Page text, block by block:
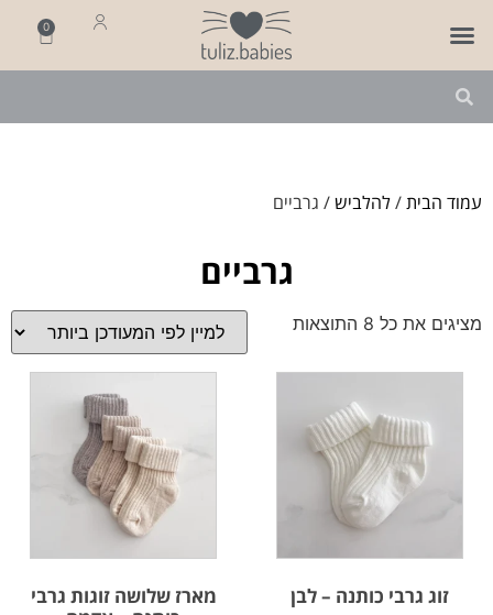
0
עמוד הבית/להלביש/ גרביים
גרביים
מציגים את כל ⁦8⁩ התוצאות
זוג גרבי כותנה – לבן
מארז שלושה זוגות גרבי